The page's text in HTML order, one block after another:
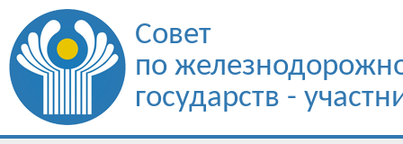
Совет
по
государств -